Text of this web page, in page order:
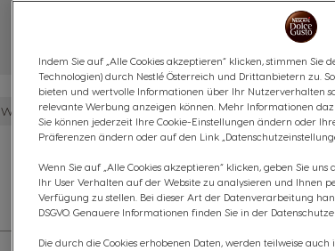
Weitere Details anzeigen
Die
€
Indem Sie auf „Alle Cookies akzeptieren“ klicken, stimmen Sie
Technologien) durch Nestlé Österreich und Drittanbietern zu.
bieten und wertvolle Informationen über Ihr Nutzerverhalten
relevante Werbung anzeigen können. Mehr Informationen
Sie können jederzeit Ihre Cookie-Einstellungen ändern oder
Präferenzen ändern oder auf den Link
Wenn Sie auf „Alle Cookies akzeptieren“ klicken, geben Sie
Ihr User Verhalten auf der Website zu analysieren und Ihnen
Verfügung zu stellen. Bei dieser Art der Datenverarbeitung
DSGVO. Genauere Informationen finden Sie in der
Die durch die Cookies erhobenen Daten, werden teilweise